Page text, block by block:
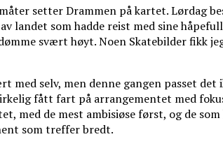
setter Drammen på kartet. Lørdag
landet som hadde reist med sine
svært høyt. Noen Skatebilder fikk
selv, men denne gangen passet det
fått fart på arrangementet med
med de mest ambisiøse først, og de
som treffer bredt.